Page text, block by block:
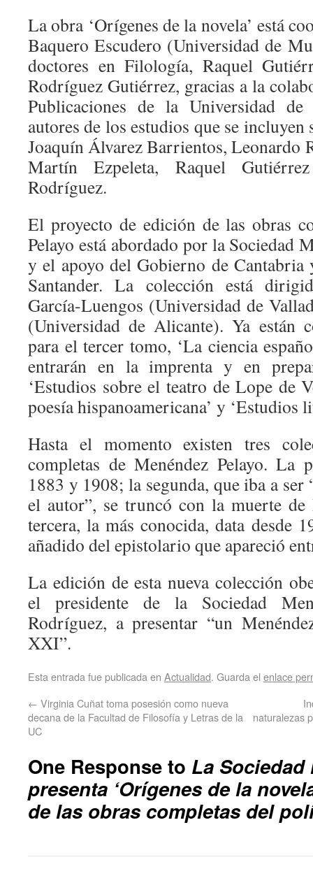
La obra ‘Orígenes de la novela’ está
Baquero Escudero (Universidad de
doctores en Filología, Raquel
Rodríguez Gutiérrez, gracias a la
Publicaciones de la Universidad
autores de los estudios que se
Joaquín Álvarez Barrientos, Leonardo
Martín Ezpeleta, Raquel
Rodríguez.
El proyecto de edición de las obras
Pelayo está abordado por la Sociedad
y el apoyo del Gobierno de
Santander. La colección está
García-Luengos (Universidad de
(Universidad de Alicante). Ya están
para el tercer tomo, ‘La ciencia
entrarán en la imprenta y en
‘Estudios sobre el teatro de Lope de
poesía hispanoamericana’ y ‘Estudios
Hasta el momento existen tres
completas de Menéndez Pelayo. La
1883 y 1908; la segunda, que iba a
el autor”, se truncó con la muerte de
tercera, la más conocida, data desde
añadido del epistolario que apareció
La edición de esta nueva colección
el presidente de la Sociedad
Rodríguez, a presentar “un
XXI”.
Esta entrada fue publicada en Actualidad. Guarda el enlace
← Virginia Cuñat toma posesión como nueva
decana de la Facultad de Filosofía y Letras de la
UC
naturalezas
One Response to La Sociedad
presenta ‘Orígenes de la
de las obras completas del